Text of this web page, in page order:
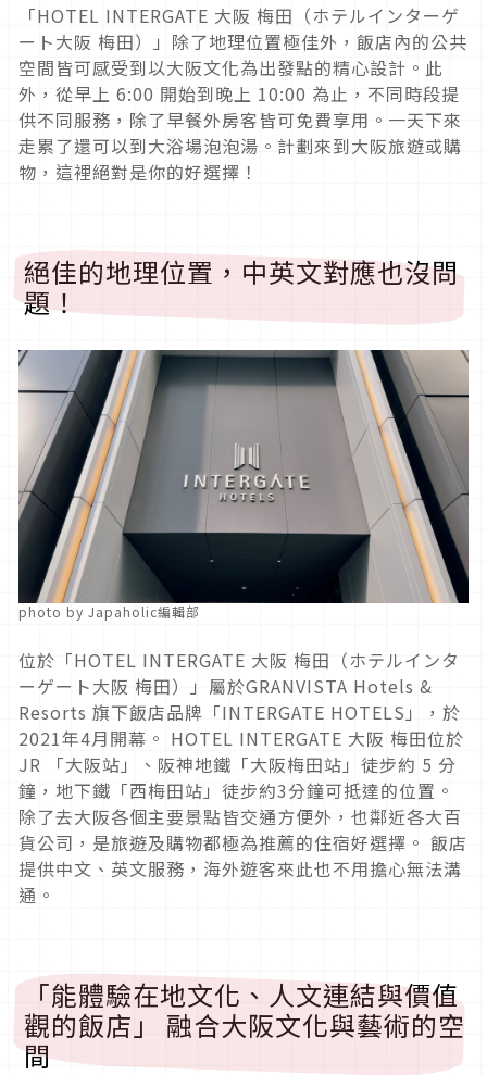
「HOTEL INTERGATE 大阪 梅田（ホテルインターゲ
ート大阪 梅田）」除了地理位置極佳外，飯店內的公共
空間皆可感受到以大阪文化為出發點的精心設計。此
外，從早上 6:00 開始到晚上 10:00 為止，不同時段提
供不同服務，除了早餐外房客皆可免費享用。一天下來
走累了還可以到大浴場泡泡湯。計劃來到大阪旅遊或購
物，這裡絕對是你的好選擇！
絕佳的地理位置，中英文對應也沒問
題！
photo by Japaholic編輯部
位於「HOTEL INTERGATE 大阪 梅田（ホテルインタ
ーゲート大阪 梅田）」屬於GRANVISTA Hotels &
Resorts 旗下飯店品牌「INTERGATE HOTELS」，於
2021年4月開幕。 HOTEL INTERGATE 大阪 梅田位於
JR 「大阪站」、阪神地鐵「大阪梅田站」徒步約 5 分
鐘，地下鐵「西梅田站」徒步約3分鐘可抵達的位置。
除了去大阪各個主要景點皆交通方便外，也鄰近各大百
貨公司，是旅遊及購物都極為推薦的住宿好選擇。 飯店
提供中文、英文服務，海外遊客來此也不用擔心無法溝
通。
「能體驗在地文化、人文連結與價值
觀的飯店」 融合大阪文化與藝術的空
間